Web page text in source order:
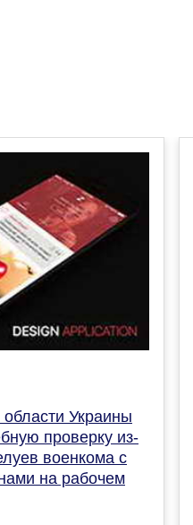
Украины
проверку из-
военкома с
на рабочем